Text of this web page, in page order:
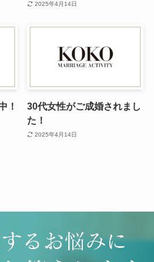
2025年4月14日
！
30代女性がご成婚されまし
た！
2025年4月14日